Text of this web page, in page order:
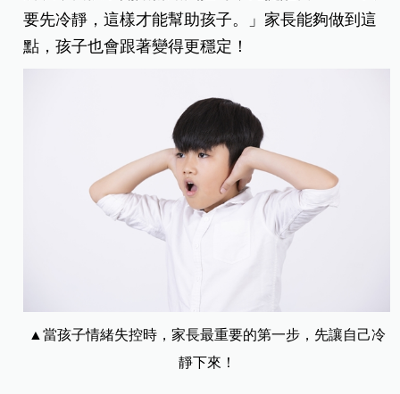
要先冷靜，這樣才能幫助孩子。」家長能夠做到這
點，孩子也會跟著變得更穩定！
▲當孩子情緒失控時，家長最重要的第一步，先讓自己冷
靜下來！